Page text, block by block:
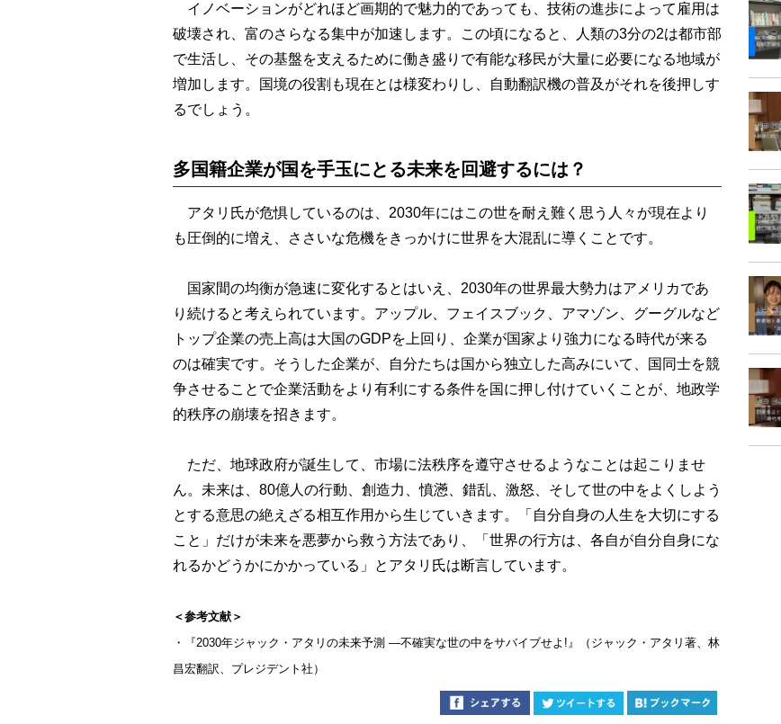
イノベーションがどれほど画期的で魅力的であっても、技術の進歩によって雇用は
破壊され、富のさらなる集中が加速します。この頃になると、人類の3分の2は都市部
で生活し、その基盤を支えるために働き盛りで有能な移民が大量に必要になる地域が
増加します。国境の役割も現在とは様変わりし、自動翻訳機の普及がそれを後押しす
るでしょう。
多国籍企業が国を手玉にとる未来を回避するには？
アタリ氏が危惧しているのは、2030年にはこの世を耐え難く思う人々が現在より
も圧倒的に増え、ささいな危機をきっかけに世界を大混乱に導くことです。
国家間の均衡が急速に変化するとはいえ、2030年の世界最大勢力はアメリカであ
り続けると考えられています。アップル、フェイスブック、アマゾン、グーグルなど
トップ企業の売上高は大国のGDPを上回り、企業が国家より強力になる時代が来る
のは確実です。そうした企業が、自分たちは国から独立した高みにいて、国同士を競
争させることで企業活動をより有利にする条件を国に押し付けていくことが、地政学
的秩序の崩壊を招きます。
ただ、地球政府が誕生して、市場に法秩序を遵守させるようなことは起こりませ
ん。未来は、80億人の行動、創造力、憤懣、錯乱、激怒、そして世の中をよくしよう
とする意思の絶えざる相互作用から生じていきます。「自分自身の人生を大切にする
こと」だけが未来を悪夢から救う方法であり、「世界の行方は、各自が自分自身にな
れるかどうかにかかっている」とアタリ氏は断言しています。
＜参考文献＞
・『2030年ジャック・アタリの未来予測 ―不確実な世の中をサバイブせよ!』（ジャック・アタリ著、林
昌宏翻訳、プレジデント社）